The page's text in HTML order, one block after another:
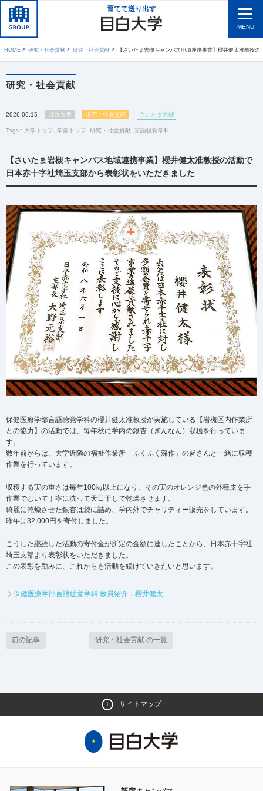
育てて送り出す
MENU
HOME 研究・社会貢献 研究・社会貢献 【さいたま岩槻キャンパス地域連携事業】櫻井健太准教授の活動で日本赤十字社埼玉支部から表彰状を
研究・社会貢献
2026.06.15 目白大学 研究・社会貢献 さいたま岩槻
Tags : 大学トップ 学園トップ 研究・社会貢献 言語聴覚学科
【さいたま岩槻キャンパス地域連携事業】櫻井健太准教授の活動で
日本赤十字社埼玉支部から表彰状をいただきました
保健医療学部言語聴覚学科の櫻井健太准教授が実施している【岩槻区内作業所
との協力】の活動では、毎年秋に学内の銀杏（ぎんなん）収穫を行っていま
す。
数年前からは、大学近隣の福祉作業所「ふくふく深作」の皆さんと一緒に収穫
作業を行っています。
収穫する実の重さは毎年100㎏以上になり、その実のオレンジ色の外種皮を手
作業でむいて丁寧に洗って天日干しで乾燥させます。
綺麗に乾燥させた銀杏は袋に詰め、学内外でチャリティー販売をしています。
昨年は32,000円を寄付しました。
こうした継続した活動の寄付金が所定の金額に達したことから、日本赤十字社
埼玉支部より表彰状をいただきました。
この表彰を励みに、これからも活動を続けていきたいと思います。
保健医療学部言語聴覚学科 教員紹介：櫻井健太
前の記事 研究・社会貢献 の一覧
サイトマップ